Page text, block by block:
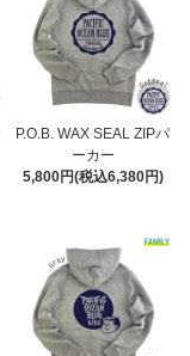
P.O.B. WAX SEAL ZIPパ
ーカー
5,800円(税込6,380円)